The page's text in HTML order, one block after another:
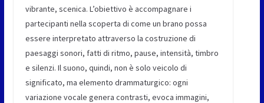
vibrante, scenica. L’obiettivo è accompagnare i
partecipanti nella scoperta di come un brano possa
essere interpretato attraverso la costruzione di
paesaggi sonori, fatti di ritmo, pause, intensità, timbro
e silenzi. Il suono, quindi, non è solo veicolo di
significato, ma elemento drammaturgico: ogni
variazione vocale genera contrasti, evoca immagini,